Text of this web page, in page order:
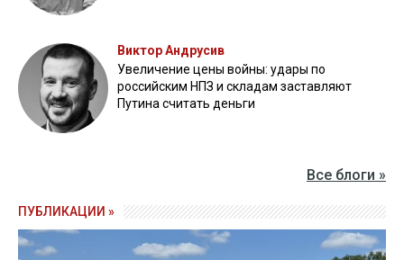
Виктор Андрусив
Увеличение цены войны: удары по
российским НПЗ и складам заставляют
Путина считать деньги
Все блоги »
ПУБЛИКАЦИИ »